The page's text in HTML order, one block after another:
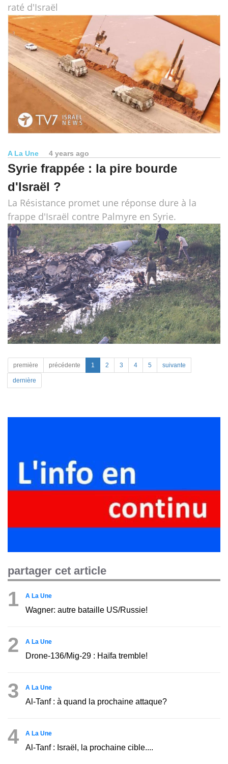
raté d'Israël
A La Une 4 years ago
Syrie frappée : la pire bourde
d'Israël ?
La Résistance promet une réponse dure à la
frappe d'Israël contre Palmyre en Syrie.
première précédente 1 2 3 4 5 suivante
dernière
partager cet article
1 A La Une
Wagner: autre bataille US/Russie!
2 A La Une
Drone-136/Mig-29 : Haïfa tremble!
3 A La Une
Al-Tanf : à quand la prochaine attaque?
4 A La Une
Al-Tanf : Israël, la prochaine cible....